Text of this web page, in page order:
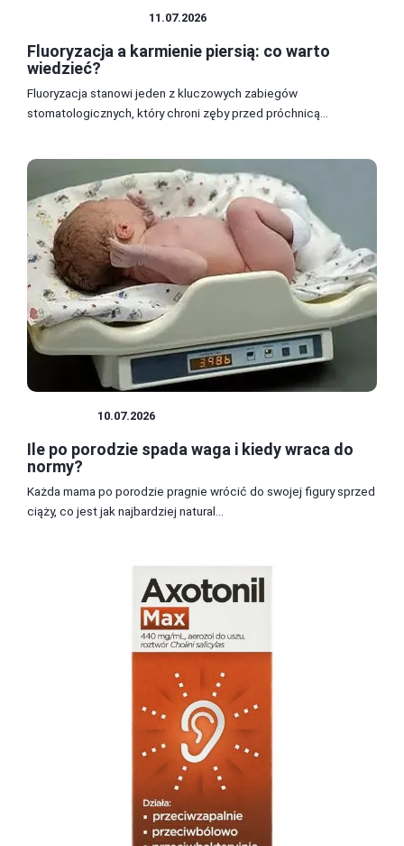
11.07.2026
Fluoryzacja a karmienie piersią: co warto
wiedzieć?
Fluoryzacja stanowi jeden z kluczowych zabiegów
stomatologicznych, który chroni zęby przed próchnicą...
10.07.2026
Ile po porodzie spada waga i kiedy wraca do
normy?
Każda mama po porodzie pragnie wrócić do swojej figury sprzed
ciąży, co jest jak najbardziej natural...